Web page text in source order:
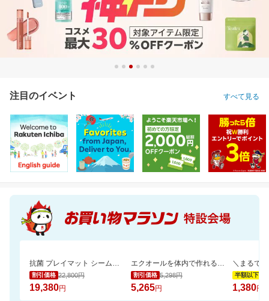
注目のイベント すべて見る
抗菌 プレイマット シームレス 折りたたみ 持ち手付き 防音 厚み4cm GUMODE
割引価格 22,800円
19,380円
エクオールを体内で作れるのは日本人の約2人に1人と言われております。おすすめです
割引価格 5,298円
5,265円
半額以下
1,380円